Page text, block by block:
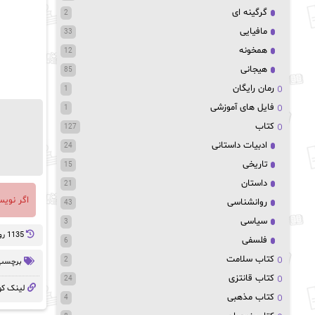
اگر
1135 روز پيش
لینک
گرگینه ای 2
مافیایی 33
همخونه 12
هیجانی 85
رمان رایگان 1
فایل های آموزشی 1
کتاب 127
ادبیات داستانی 24
تاریخی 15
داستان 21
روانشناسی 43
سیاسی 3
فلسفی 6
کتاب سلامت 2
کتاب قانتزی 24
کتاب مذهبی 4